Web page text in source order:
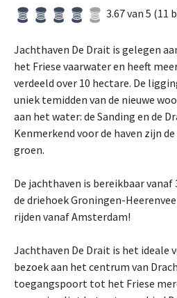
3.67 van 5 (11
Jachthaven De Drait is gelegen
het Friese vaarwater en heeft
verdeeld over 10 hectare. De
uniek temidden van de nieuwe
aan het water: de Sanding en de
Kenmerkend voor de haven zijn
groen.
De jachthaven is bereikbaar vanaf
de driehoek Groningen-
rijden vanaf Amsterdam!
Jachthaven De Drait is het ideale
bezoek aan het centrum van
toegangspoort tot het Friese